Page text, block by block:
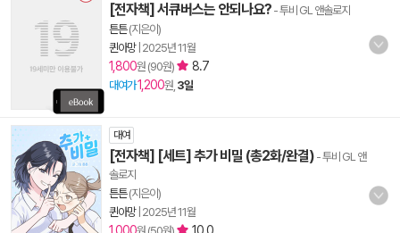
[전자책] 서큐버스는 안되나요? - 투비 GL 앤솔로지
튼튼(지은이)
퀸아망| 2025년 11월
1,800원 (90원) 8.7
대여가1,200원, 3일
대여
[전자책] [세트] 추가 비밀 (총2화/완결) - 투비 GL 앤
솔로지
튼튼(지은이)
퀸아망| 2025년 11월